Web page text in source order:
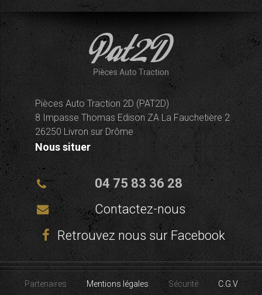
Pièces Auto Traction 2D (PAT2D)
8 Impasse Thomas Edison ZA La Fauchetière 2
26250 Livron sur Drôme
Nous situer
04 75 83 36 28
Contactez-nous
Retrouvez nous sur Facebook
Partenaires Mentions légales Sécurité C.G.V